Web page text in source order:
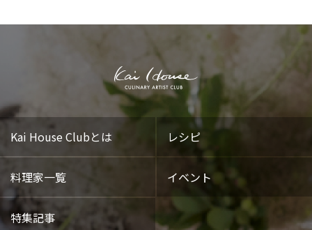
Kai House Clubとは レシピ
料理家一覧 イベント
特集記事